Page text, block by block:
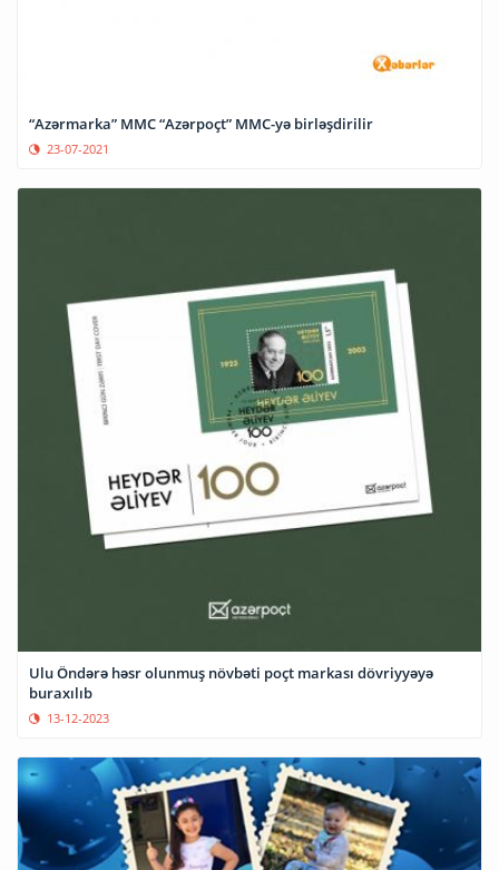
“Azərmarka” MMC “Azərpoçt” MMC-yə birləşdirilir
23-07-2021
Ulu Öndərə həsr olunmuş növbəti poçt markası dövriyyəyə
buraxılıb
13-12-2023